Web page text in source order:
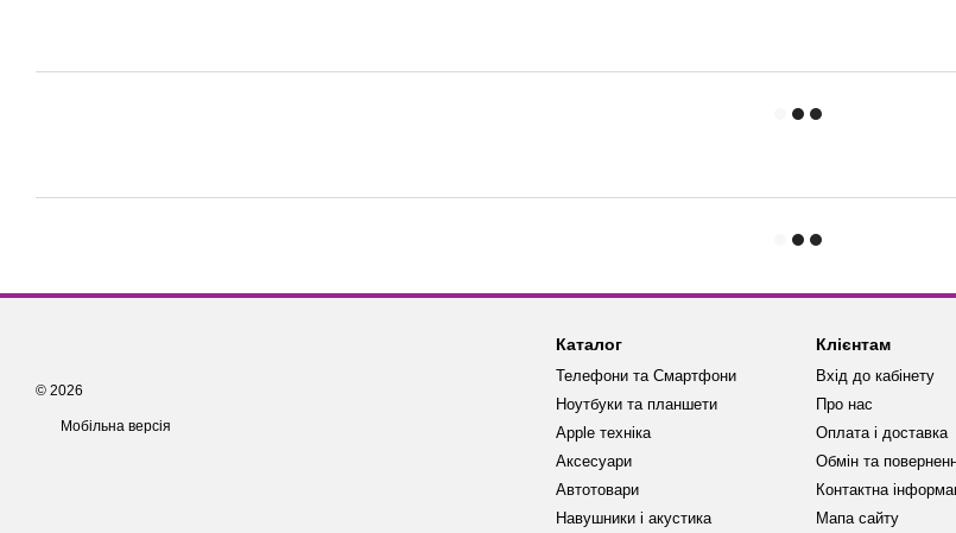
© 2026
Мобільна версія
Каталог
Телефони та Смартфони
Ноутбуки та планшети
Apple техніка
Аксесуари
Автотовари
Навушники і акустика
Клієнтам
Вхід до кабінету
Про нас
Оплата і доставка
Обмін та
Контактна
Мапа сайту